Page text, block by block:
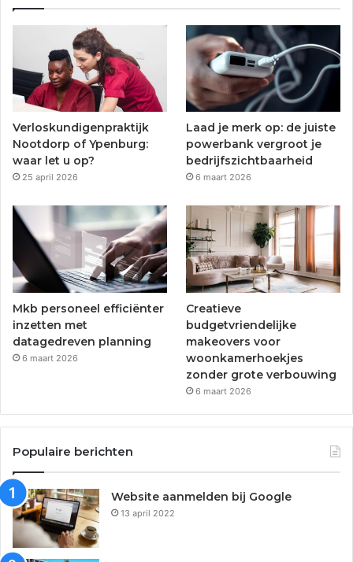
o
o
k
r
u
b
e
a
g
r
a
m
Verloskundigenpraktijk
Nootdorp of Ypenburg:
waar let u op?
25 april 2026
Laad je merk op: de juiste
powerbank vergroot je
bedrijfszichtbaarheid
6 maart 2026
Mkb personeel efficiënter
inzetten met
datagedreven planning
6 maart 2026
Creatieve
budgetvriendelijke
makeovers voor
woonkamerhoekjes
zonder grote verbouwing
6 maart 2026
Populaire berichten
Website aanmelden bij Google
13 april 2022